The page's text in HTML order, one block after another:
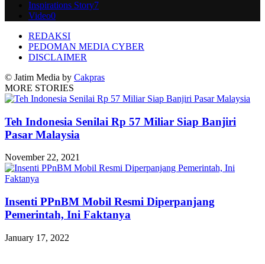
Inspirations Story7
Video0
REDAKSI
PEDOMAN MEDIA CYBER
DISCLAIMER
© Jatim Media by Cakpras
MORE STORIES
Teh Indonesia Senilai Rp 57 Miliar Siap Banjiri
Pasar Malaysia
November 22, 2021
Insenti PPnBM Mobil Resmi Diperpanjang
Pemerintah, Ini Faktanya
January 17, 2022